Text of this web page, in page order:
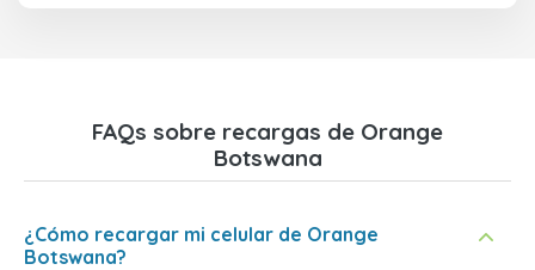
FAQs sobre recargas de Orange
Botswana
¿Cómo recargar mi celular de Orange
Botswana?